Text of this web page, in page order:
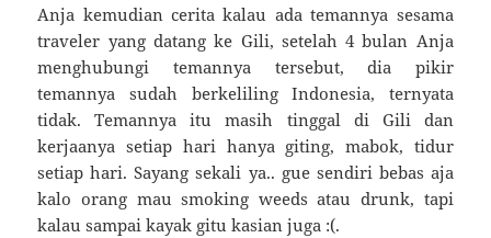
Anja kemudian cerita kalau ada temannya sesama
traveler yang datang ke Gili, setelah 4 bulan Anja
menghubungi temannya tersebut, dia pikir
temannya sudah berkeliling Indonesia, ternyata
tidak. Temannya itu masih tinggal di Gili dan
kerjaanya setiap hari hanya giting, mabok, tidur
setiap hari. Sayang sekali ya.. gue sendiri bebas aja
kalo orang mau smoking weeds atau drunk, tapi
kalau sampai kayak gitu kasian juga :(.